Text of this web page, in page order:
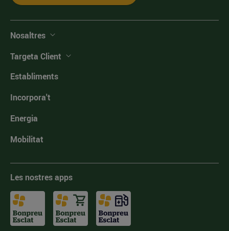
Nosaltres
Targeta Client
Establiments
Incorpora't
Energia
Mobilitat
Les nostres apps